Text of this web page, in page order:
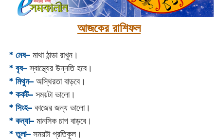
আজকের রাশিফল
* মেষ–মাথা ঠান্ডা রাখুন।
* বৃষ–স্বাস্থ্যের উন্নতি হবে।
* মিথুন–অস্থিরতা বাড়বে।
* কর্কট–সময়টা ভালো।
* সিংহ–কাজের জন্য ভালো।
* কন্যা–মানসিক চাপ বাড়বে।
* তুলা–সময়টা প্রতিকূল।